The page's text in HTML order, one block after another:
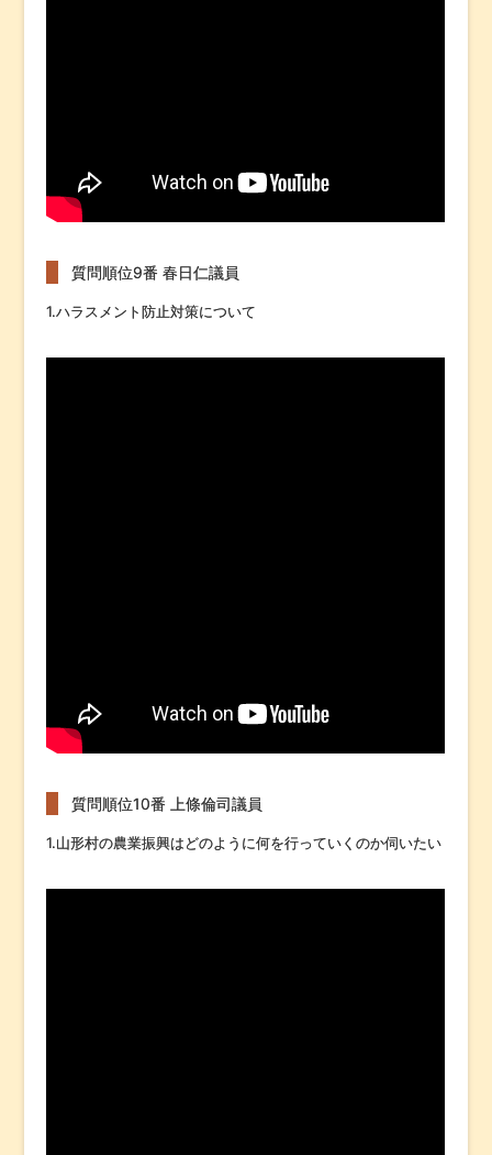
質問順位9番 春日仁議員
1.ハラスメント防止対策について
質問順位10番 上條倫司議員
1.山形村の農業振興はどのように何を行っていくのか伺いたい